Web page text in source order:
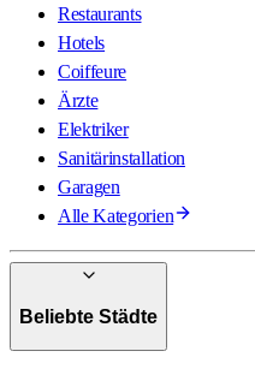
Restaurants
Hotels
Coiffeure
Ärzte
Elektriker
Sanitärinstallation
Garagen
Alle Kategorien
Beliebte Städte